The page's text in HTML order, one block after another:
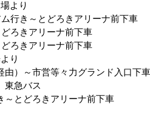
より
行き～とどろきアリーナ前下車
ろきアリーナ前下車
ろきアリーナ前下車
り
由）～市営等々力グランド入口下
東急バス
～とどろきアリーナ前下車